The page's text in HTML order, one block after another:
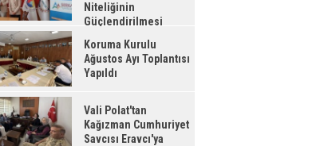
Niteliğinin
Güçlendirilmesi
Koruma Kurulu
Ağustos Ayı Toplantısı
Yapıldı
Vali Polat'tan
Kağızman Cumhuriyet
Savcısı Eravcı'ya